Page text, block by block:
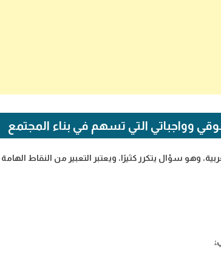
وواجباتي التي تسهم في بناء المجتمع
وهو سؤال يتكرر كثيرًا، ويعتبر التعبير من النقاط